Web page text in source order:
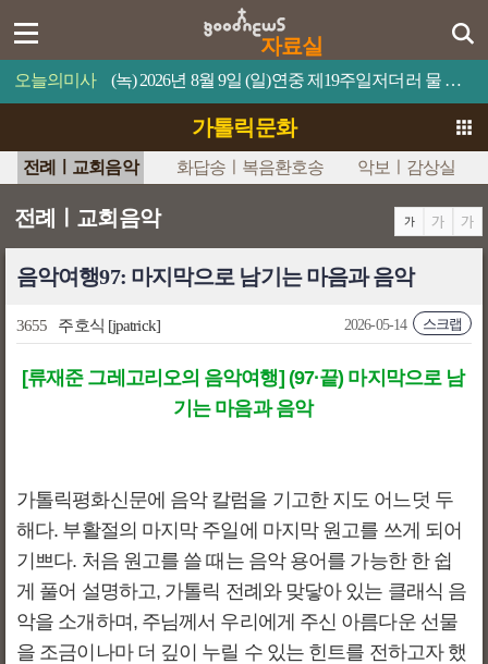
자료실
오늘의미사 (녹) 2026년 8월 9일 (일)연중 제19주일저더러 물 위로 걸어오라고 명령하십시오.
가톨릭문화
전례ㅣ교회음악 화답송ㅣ복음환호송 악보ㅣ감상실
전례ㅣ교회음악
음악여행97: 마지막으로 남기는 마음과 음악
3655 주호식 [jpatrick] 스크랩
2026-05-14
[류재준 그레고리오의 음악여행] (97·끝) 마지막으로 남
기는 마음과 음악
가톨릭평화신문에 음악 칼럼을 기고한 지도 어느덧 두
해다. 부활절의 마지막 주일에 마지막 원고를 쓰게 되어
기쁘다. 처음 원고를 쓸 때는 음악 용어를 가능한 한 쉽
게 풀어 설명하고, 가톨릭 전례와 맞닿아 있는 클래식 음
악을 소개하며, 주님께서 우리에게 주신 아름다운 선물
을 조금이나마 더 깊이 누릴 수 있는 힌트를 전하고자 했